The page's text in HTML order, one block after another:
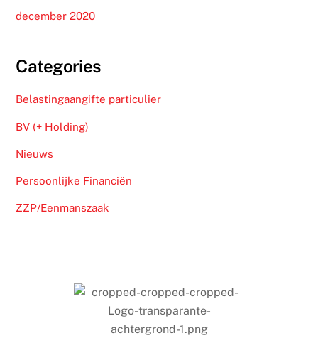
december 2020
Categories
Belastingaangifte particulier
BV (+ Holding)
Nieuws
Persoonlijke Financiën
ZZP/Eenmanszaak